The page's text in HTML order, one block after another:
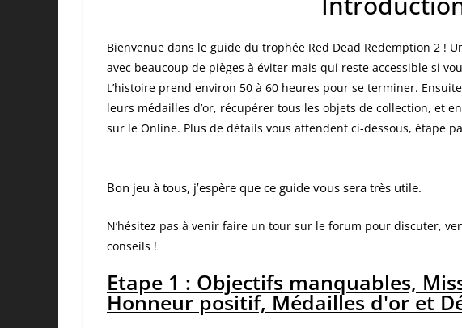
Bienvenue dans le guide du trophée Red Dead Redemption 2 !
avec beaucoup de pièges à éviter mais qui reste accessible si
L’histoire prend environ 50 à 60 heures pour se terminer.
leurs médailles d’or, récupérer tous les objets de collection, et
sur le Online. Plus de détails vous attendent ci-dessous, étape
Bon jeu à tous, j’espère que ce guide vous sera très utile.
N’hésitez pas à venir faire un tour sur le forum pour discuter,
conseils !
Etape 1 : Objectifs manquables,
Honneur positif, Médailles d'or et